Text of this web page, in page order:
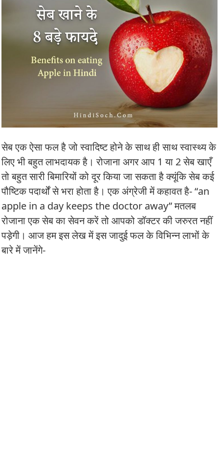
सेब एक ऐसा फल है जो स्वादिष्ट होने के साथ ही साथ स्वास्थ्य के
लिए भी बहुत लाभदायक है। रोजाना अगर आप 1 या 2 सेब खाएँ
तो बहुत सारी बिमारियों को दूर किया जा सकता है क्यूंकि सेब कई
पौष्टिक पदार्थों से भरा होता है। एक अंग्रेजी में कहावत है- “an
apple in a day keeps the doctor away” मतलब
रोजाना एक सेब का सेवन करें तो आपको डॉक्टर की जरुरत नहीं
पड़ेगी। आज हम इस लेख में इस जादुई फल के विभिन्न लाभों के
बारे में जानेंगे-